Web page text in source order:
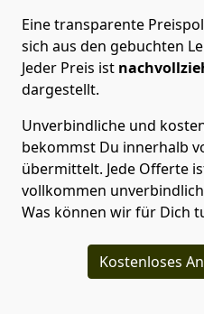
Eine transparente
sich aus den gebuchten
Jeder Preis ist
dargestellt.
Unverbindliche und
bekommst Du innerhalb
übermittelt. Jede Offerte
vollkommen
Was können wir für Dich
Kostenloses